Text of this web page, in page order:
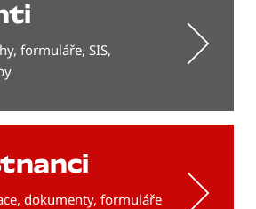
formuláře, SIS,
dokumenty, formuláře